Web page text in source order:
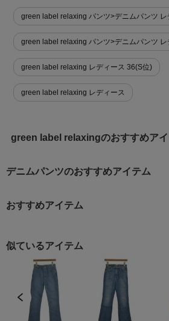
green label relaxing パンツ>デニムパンツ
green label relaxing パンツ>デニムパンツ レ
green label relaxing レディース 36(S位)
green label relaxing レディース
green label relaxingのおすすめア
デニムパンツのおすすめアイテム
おすすめアイテム